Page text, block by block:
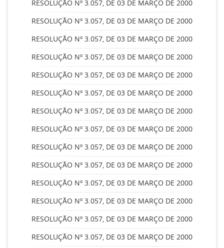
RESOLUÇÃO Nº 3.057, DE 03 DE MARÇO DE 2000
RESOLUÇÃO Nº 3.057, DE 03 DE MARÇO DE 2000
RESOLUÇÃO Nº 3.057, DE 03 DE MARÇO DE 2000
RESOLUÇÃO Nº 3.057, DE 03 DE MARÇO DE 2000
RESOLUÇÃO Nº 3.057, DE 03 DE MARÇO DE 2000
RESOLUÇÃO Nº 3.057, DE 03 DE MARÇO DE 2000
RESOLUÇÃO Nº 3.057, DE 03 DE MARÇO DE 2000
RESOLUÇÃO Nº 3.057, DE 03 DE MARÇO DE 2000
RESOLUÇÃO Nº 3.057, DE 03 DE MARÇO DE 2000
RESOLUÇÃO Nº 3.057, DE 03 DE MARÇO DE 2000
RESOLUÇÃO Nº 3.057, DE 03 DE MARÇO DE 2000
RESOLUÇÃO Nº 3.057, DE 03 DE MARÇO DE 2000
RESOLUÇÃO Nº 3.057, DE 03 DE MARÇO DE 2000
RESOLUÇÃO Nº 3.057, DE 03 DE MARÇO DE 2000